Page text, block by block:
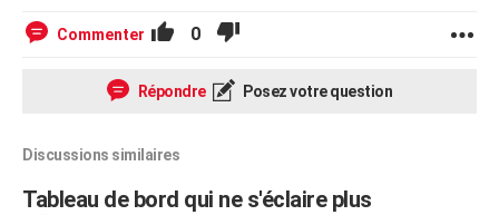
Commenter 0
Répondre Posez votre question
Discussions similaires
Tableau de bord qui ne s'éclaire plus